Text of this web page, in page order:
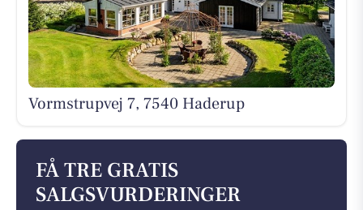
Vormstrupvej 7, 7540 Haderup
FÅ TRE GRATIS
SALGSVURDERINGER